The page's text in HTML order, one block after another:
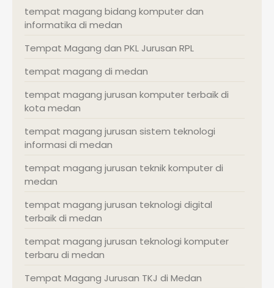
tempat magang bidang komputer dan
informatika di medan
Tempat Magang dan PKL Jurusan RPL
tempat magang di medan
tempat magang jurusan komputer terbaik di
kota medan
tempat magang jurusan sistem teknologi
informasi di medan
tempat magang jurusan teknik komputer di
medan
tempat magang jurusan teknologi digital
terbaik di medan
tempat magang jurusan teknologi komputer
terbaru di medan
Tempat Magang Jurusan TKJ di Medan